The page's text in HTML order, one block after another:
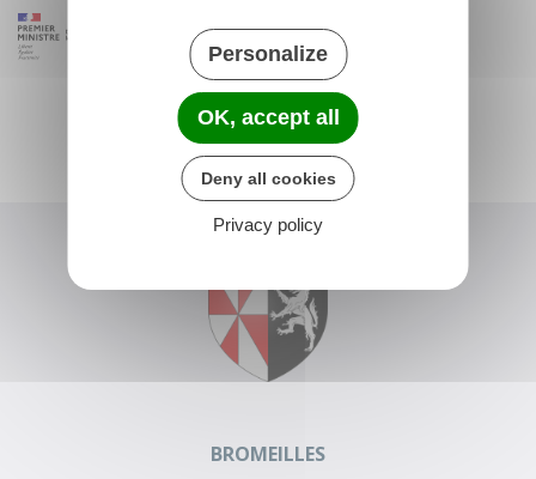
BROMEILLES
Personalize
OK, accept all
Deny all cookies
Privacy policy